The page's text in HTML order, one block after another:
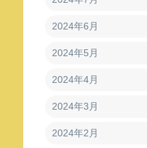
2024年6月
2024年5月
2024年4月
2024年3月
2024年2月